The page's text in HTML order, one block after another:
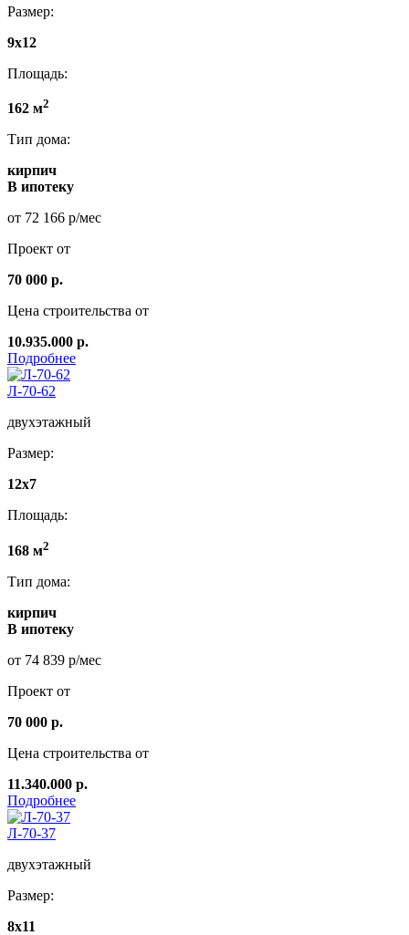
Размер:
9x12
Площадь:
162 м2
Тип дома:
кирпич
В ипотеку
от 72 166 р/мес
Проект от
70 000 р.
Цена строительства от
10.935.000 р.
Подробнее
Л-70-62
двухэтажный
Размер:
12x7
Площадь:
168 м2
Тип дома:
кирпич
В ипотеку
от 74 839 р/мес
Проект от
70 000 р.
Цена строительства от
11.340.000 р.
Подробнее
Л-70-37
двухэтажный
Размер:
8x11